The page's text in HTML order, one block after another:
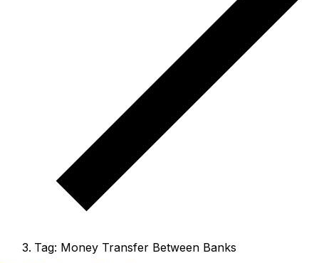
Tag: Money Transfer Between Banks